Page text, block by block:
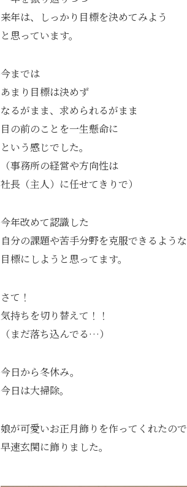
来年は、しっかり目標を決めてみよう
と思っています。
今までは
あまり目標は決めず
なるがまま、求められるがまま
目の前のことを一生懸命に
という感じでした。
（事務所の経営や方向性は
社長（主人）に任せてきりで）
今年改めて認識した
自分の課題や苦手分野を克服できるような
目標にしようと思ってます。
さて！
気持ちを切り替えて！！
（まだ落ち込んでる…）
今日から冬休み。
今日は大掃除。
娘が可愛いお正月飾りを作ってくれたので
早速玄関に飾りました。